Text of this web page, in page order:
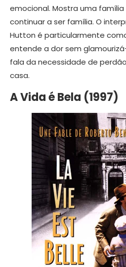
emocional. Mostra uma
continuar a ser família. O
Hutton é particularmente
entende a dor sem
fala da necessidade de
casa.
A Vida é Bela (1997)